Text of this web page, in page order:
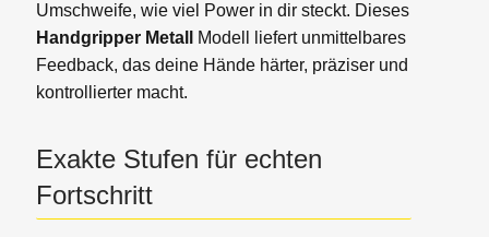
Umschweife, wie viel Power in dir steckt. Dieses
Handgripper Metall
Modell liefert unmittelbares
Feedback, das deine Hände härter, präziser und
kontrollierter macht.
Exakte Stufen für echten
Fortschritt